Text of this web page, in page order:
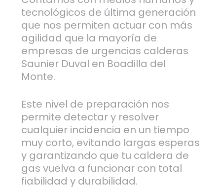
tecnológicos de última generación
que nos permiten actuar con más
agilidad que la mayoría de
empresas de urgencias calderas
Saunier Duval en Boadilla del
Monte.
Este nivel de preparación nos
permite detectar y resolver
cualquier incidencia en un tiempo
muy corto, evitando largas esperas
y garantizando que tu caldera de
gas vuelva a funcionar con total
fiabilidad y durabilidad.